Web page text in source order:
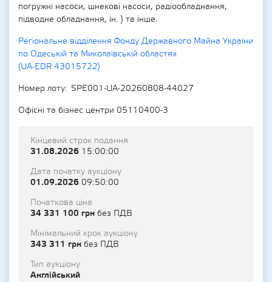
погружні насоси, шнекові насоси, радіообладнання,
підводне обладнання, ін. ) та інше.
Регіональне відділення Фонду Державного Майна України
по Одеській та Миколаївській областях
(UA-EDR 43015722)
Номер лоту
SPE001-UA-20260808-44027
Офісні та бізнес центри 05110400-3
Кінцевий строк подання
31.08.2026 15:00:00
Дата початку аукціону
01.09.2026 09:50:00
Початкова ціна
34 331 100 грн без ПДВ
Мінімальний крок аукціону
343 311 грн без ПДВ
Тип аукціону
Англійський